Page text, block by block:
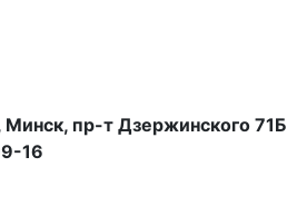
пр-т Дзержинского 71Б
16